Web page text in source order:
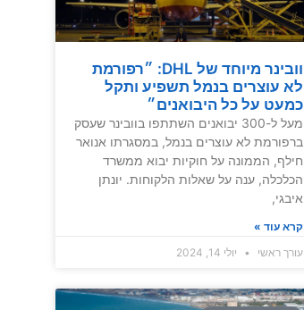
וובינר מיוחד של DHL: ״רפורמת
לא עוצרים בנמל תשפיע ותקל
כמעט על כל היבואנים״
מעל ל-300 יבואנים השתתפו בוובינר שעסק
ברפורמת לא עוצרים בנמל, במסגרתו אנואר
חילף, הממונה על חוקיות יבוא ממשרד
הכלכלה, ענה על שאלות הלקוחות. יונתן
איבגי,
קרא עוד »
עורך ראשי
יולי 14, 2024